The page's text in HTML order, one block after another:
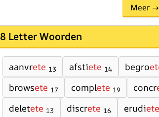
Meer →
8 Letter Woorden
aanvrete 13 afstiete 14 begro
browsete 17 complete 19 concr
deletete 13 discrete 16 erudiete